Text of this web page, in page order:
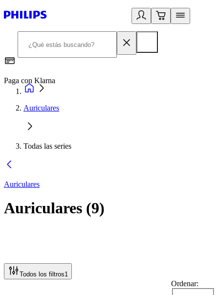
Paga con Klarna
Auriculares
Todas las series
Auriculares
Auriculares (9)
Todos los filtros1
Ordenar: